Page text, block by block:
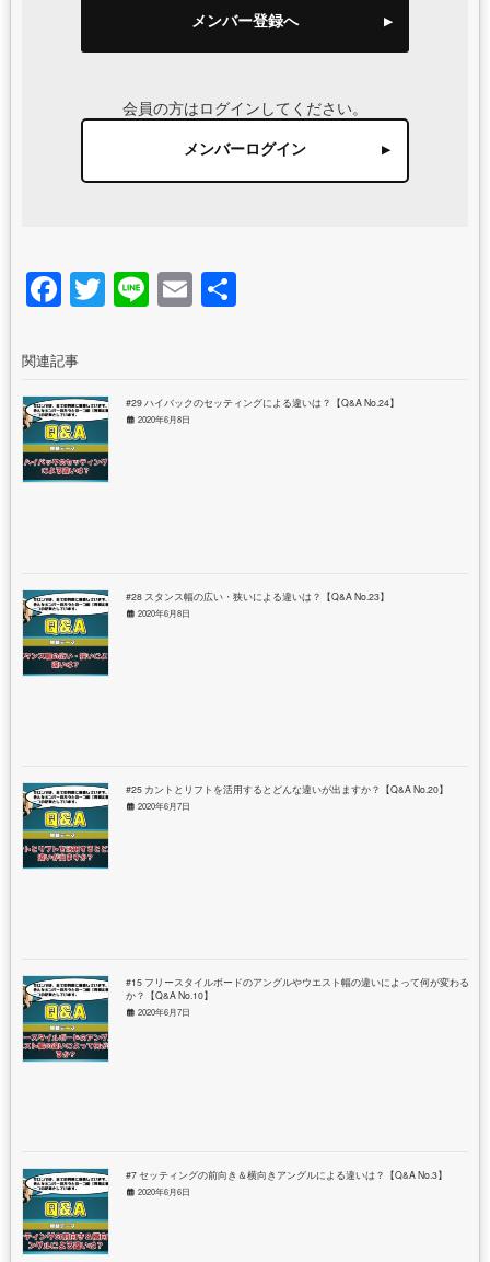
メンバー登録へ
会員の方はログインしてください。
メンバーログイン
Facebook
Twitter
LineEmail
共
関連記事
#29 ハイバックのセッティングによる違いは？【Q&A No.24】
2020年6月8日
#28 スタンス幅の広い・狭いによる違いは？【Q&A No.23】
2020年6月8日
#25 カントとリフトを活用するとどんな違いが出ますか？【Q&A No.20】
2020年6月7日
#15 フリースタイルボードのアングルやウエスト幅の違いによって何が変わる
か？【Q&A No.10】
2020年6月7日
#7 セッティングの前向き＆横向きアングルによる違いは？【Q&A No.3】
2020年6月6日